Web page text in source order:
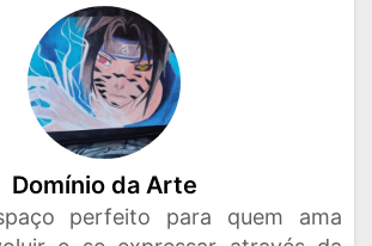
Domínio da Arte
perfeito para quem ama